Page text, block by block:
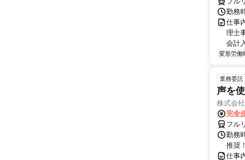
勤務
仕事
理士
会計
変形労働
業務委託
声を
株式会
完全
フル
勤務
推奨
仕事